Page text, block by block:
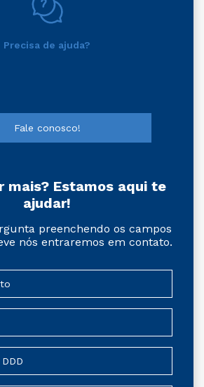
Precisa de ajuda?
Fale conosco!
mais? Estamos aqui te
ajudar!
preenchendo os campos
nós entraremos em contato.